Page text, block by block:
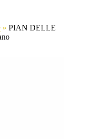
» PIAN DELLE